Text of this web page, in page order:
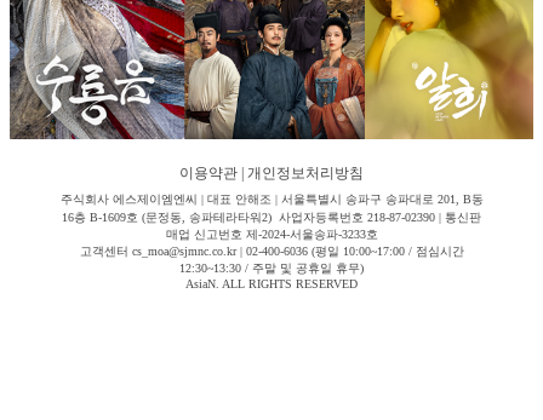
이용약관 개인정보처리방침
주식회사 에스제이엠엔씨 | 대표 안해조 | 서울특별시 송파구 송파대로 201, B동
16층 B-1609호 (문정동, 송파테라타워2) 사업자등록번호 218-87-02390 | 통신판
매업 신고번호 제-2024-서울송파-3233호
고객센터 cs_moa@sjmnc.co.kr | 02-400-6036 (평일 10:00~17:00 / 점심시간
12:30~13:30 / 주말 및 공휴일 휴무)
AsiaN. ALL RIGHTS RESERVED